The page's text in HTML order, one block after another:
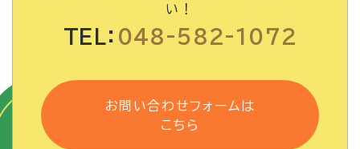
い！
TEL： 048-582-1072
お問い合わせフォームは
こちら